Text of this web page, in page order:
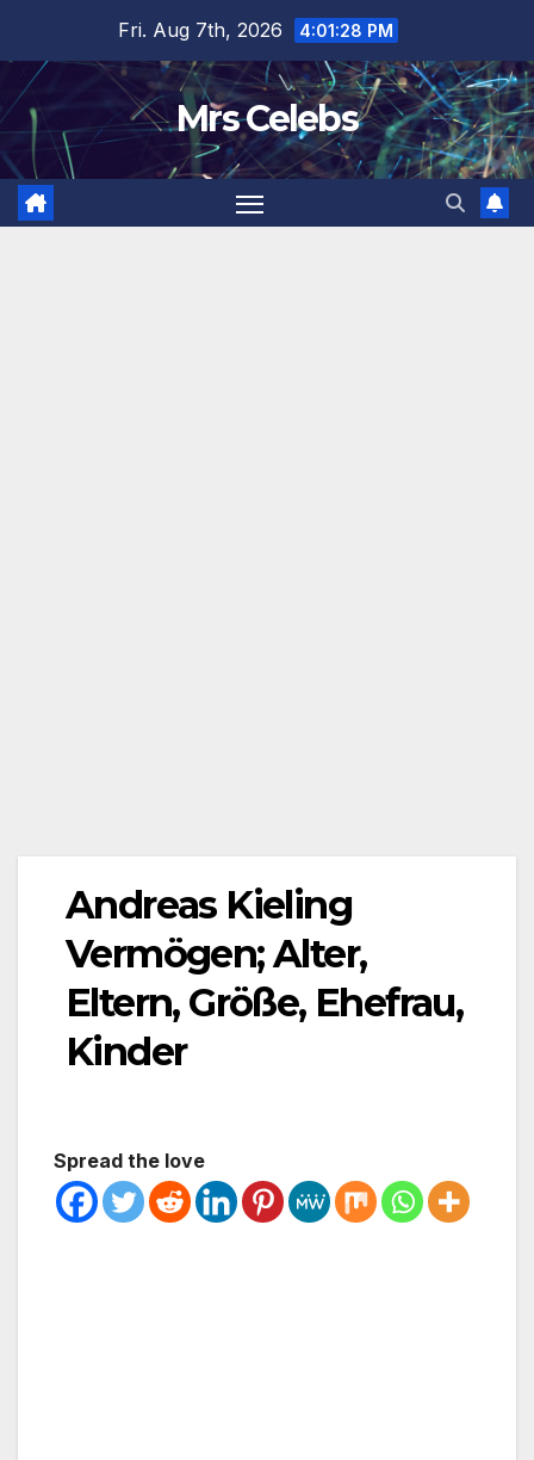
content
Fri. Aug 7th, 2026 4:01:29 PM
Mrs Celebs
Andreas Kieling
Vermögen; Alter,
Eltern, Größe, Ehefrau,
Kinder
Spread the love